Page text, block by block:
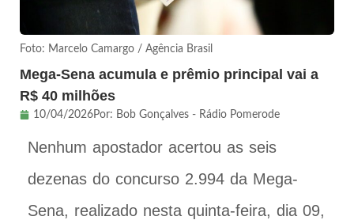
Foto: Marcelo Camargo / Agência Brasil
Mega-Sena acumula e prêmio principal vai a
R$ 40 milhões
10/04/2026Por: Bob Gonçalves - Rádio Pomerode
Nenhum apostador acertou as seis
dezenas do concurso 2.994 da Mega-
Sena, realizado nesta quinta-feira, dia 09,